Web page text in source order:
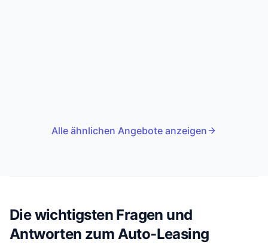
Alle ähnlichen Angebote anzeigen
Die wichtigsten Fragen und
Antworten zum Auto-Leasing